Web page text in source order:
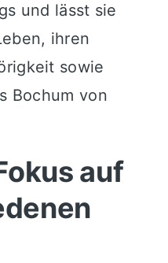
und lässt sie
ihren
sowie
Bochum von
auf